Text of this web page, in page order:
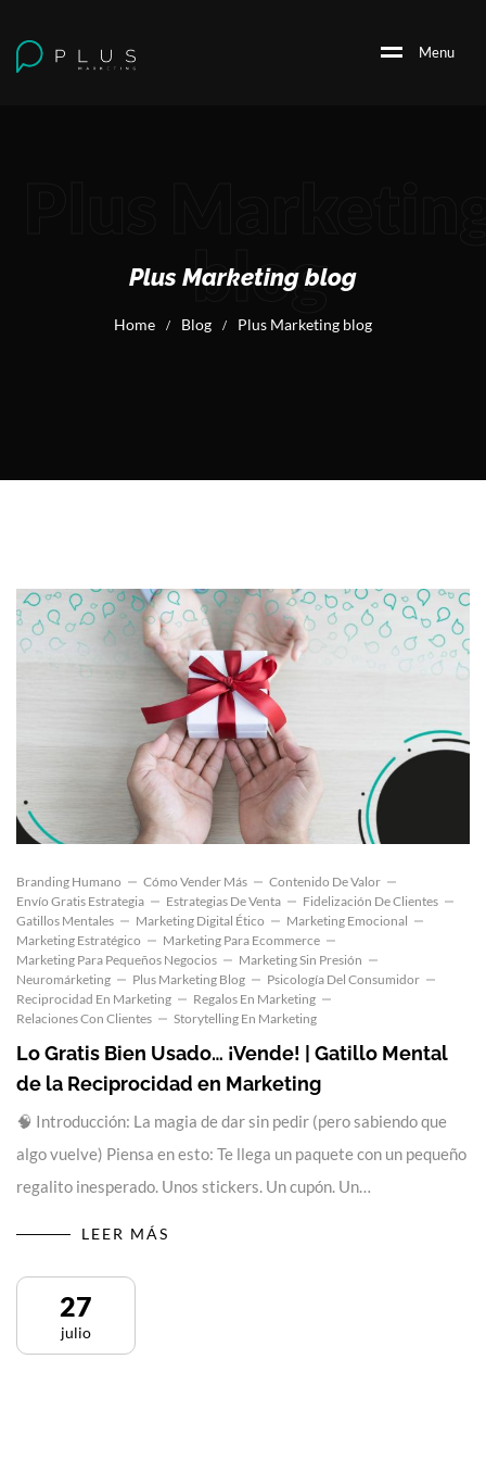
Menu
blog
Plus Marketing blog
Home / Blog / Plus Marketing blog
Branding Humano Cómo Vender Más
Contenido De Valor
Envío Gratis Estrategia
Estrategias De Venta
Fidelización De Clientes
Gatillos Mentales
Marketing Digital Ético
Marketing Emocional
Marketing Estratégico
Marketing Para Ecommerce
Marketing Para Pequeños Negocios
Marketing Sin Presión
Neuromárketing
Plus Marketing Blog
Psicología Del Consumidor
Reciprocidad En Marketing
Regalos En Marketing
Relaciones Con Clientes
Storytelling En Marketing
Lo Gratis Bien Usado… ¡Vende! | Gatillo Mental
de la Reciprocidad en Marketing
🧠 Introducción: La magia de dar sin pedir (pero sabiendo que
algo vuelve) Piensa en esto: Te llega un paquete con un pequeño
regalito inesperado. Unos stickers. Un cupón. Un…
LEER MÁS
27
julio